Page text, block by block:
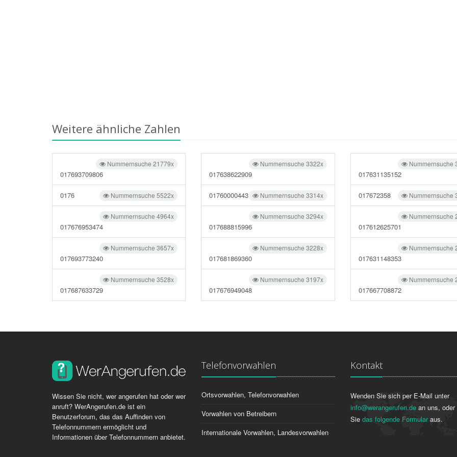
Weitere ähnliche Zahlen
Nummernsuche 21779x
017693709806
Nummernsuche 5522x
0176
Nummernsuche 4964x
017676953474
Nummernsuche 3657x
017693773240
Nummernsuche 3528x
017687633729
Nummernsuche 3322x
017638622909
Nummernsuche 3314x
01760000443
Nummernsuche 3294x
017688815996
Nummernsuche 3228x
017681869360
Nummernsuche 3197x
017676949048
Nummernsuche
017631135152
Nummernsuche
017672358
Nummernsuche
017612625701
Nummernsuche
017631148353
Nummernsuche
017667708872
Wissen Sie nicht, wer angerufen hat oder wer
anruft? WerAngerufen.de ist ein
Benutzerforum, das das Auffinden von
Telefonnummern ermöglicht und
Informationen über Telefonnummern anbietet.
Telefonvorwahlen
Ortsvorwahlen, Telefonvorwahlen
Vorwahlen von Betreibern
Internationale Vorwahlen, Landesvorwahlen
Kontakt
Wenden Sie sich per E-Mail unter
info@werangerufen.de an uns, oder
Sie das folgende Formularaus.